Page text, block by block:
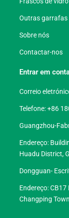
Outras garrafas
Sobre nós
Contactar-nos
Entrar em
Correio
Telefone: +86
Guangzhou-
Endereço:
Huadu District,
Dongguan-
Endereço:
Changping